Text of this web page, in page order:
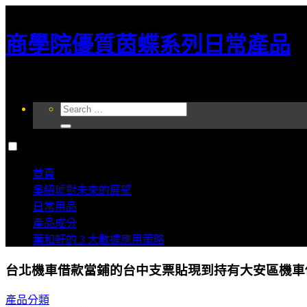
商學院優質茵蝶系列日常產品
Search
for:
首頁
吳紹琥對未來的展望
日常用品
產品成分
葉和軒的 3 大數據應用策略
台北機車借款當鋪的台中支票貼現到持有大安區機
產品分類